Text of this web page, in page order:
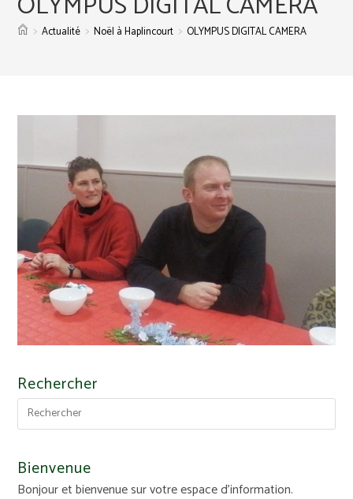
> Actualité > Noël à Haplincourt > OLYMPUS DIGITAL CAMERA
Rechercher
Bienvenue
Bonjour et bienvenue sur votre espace d'information.